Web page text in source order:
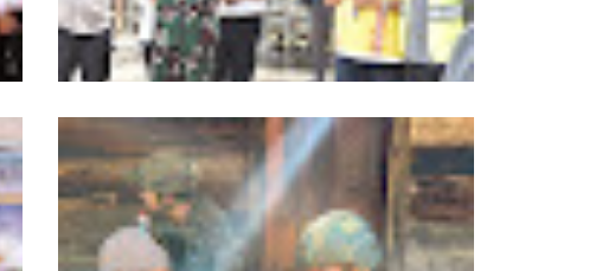
Kapolda Aceh Bersama Forkopimda
Sambut Kunjungan Kerja Wakil Presiden
RI di Kabupaten Bireuen